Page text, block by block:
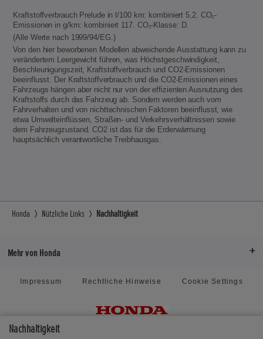
Nachhaltigkeit
Kraftstoffverbrauch Prelude in l/100 km: kombiniert 5,2. CO₂-
Emissionen in g/km: kombiniert 117. CO₂-Klasse: D.
(Alle Werte nach 1999/94/EG.)
Von den hier beworbenen Modellen abweichende Ausstattung kann zu
verändertem Leergewicht führen, was Höchstgeschwindigkeit,
Beschleunigungszeit, Kraftstoffverbrauch und CO2-Emissionen
beeinflusst. Der Kraftstoffverbrauch und die CO2-Emissionen eines
Fahrzeugs hängen aber nicht nur von der effizienten Ausnutzung des
Kraftstoffs durch das Fahrzeug ab. Sondern werden auch vom
Fahrverhalten und von nichttechnischen Faktoren beeinflusst, wie
etwa Umwelteinflüssen, Straßen- und Verkehrsverhältnissen sowie
dem Fahrzeugzustand. CO2 ist das für die Erderwärmung
hauptsächlich verantwortliche Treibhausgas.
Honda Nützliche Links Nachhaltigkeit
Mehr von Honda
Impressum Rechtliche Hinweise Cookie Settings